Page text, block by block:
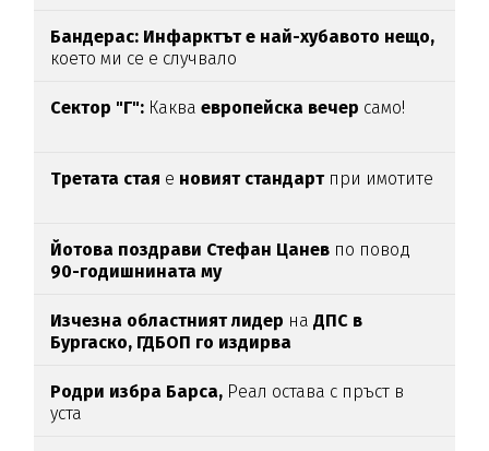
Бандерас: Инфарктът е най-хубавото нещо,
което ми се е случвало
Сектор "Г": Какваевропейска вечер само!
Третата стая е новият стандартпри имотите
Йотова поздрави Стефан Цанев по повод
90-годишнината му
Изчезна областният лидер наДПС в
Бургаско, ГДБОП го издирва
Родри избра Барса, Реал остава с пръст в
уста